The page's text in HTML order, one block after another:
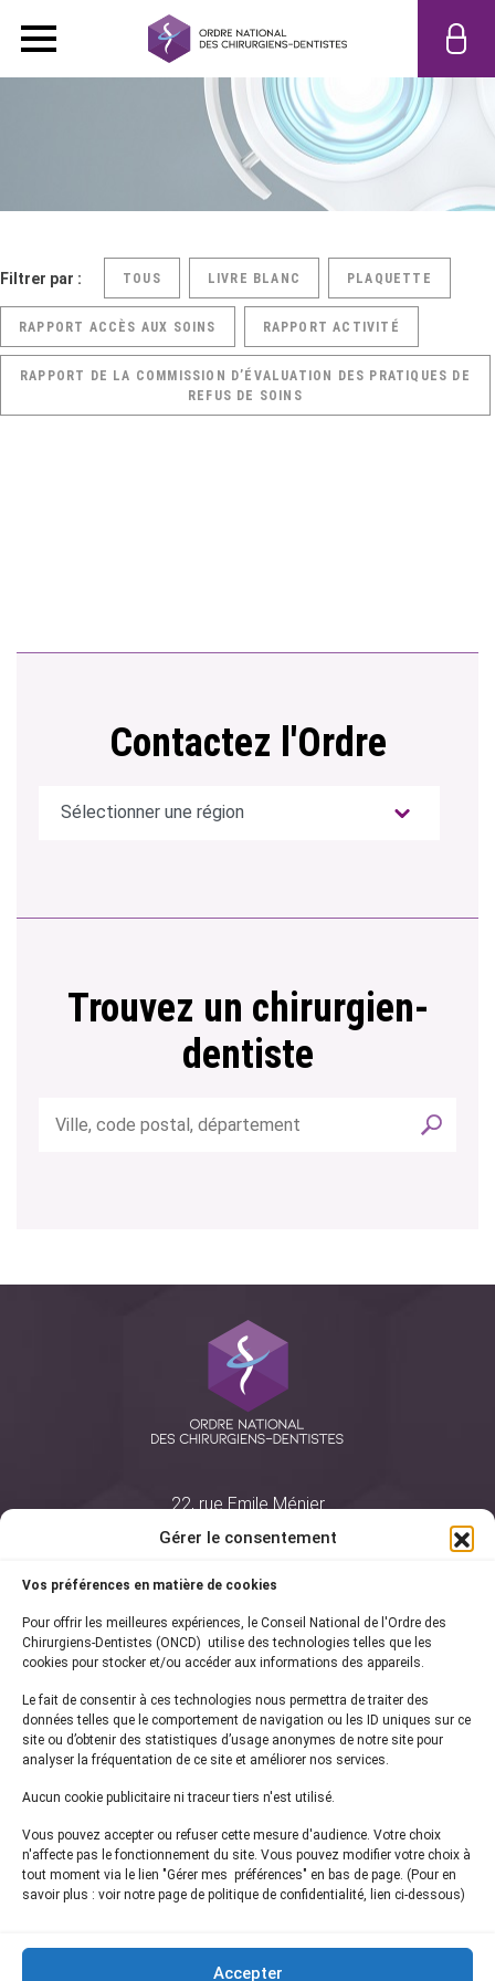
Gérer le consentement
Vos préférences en matière de cookies
Pour offrir les meilleures expériences, le Conseil National de l'Ordre des
Chirurgiens-Dentistes (ONCD) utilise des technologies telles que les
cookies pour stocker et/ou accéder aux informations des appareils.
Le fait de consentir à ces technologies nous permettra de traiter des
données telles que le comportement de navigation ou les ID uniques sur ce
site ou d’obtenir des statistiques d’usage anonymes de notre site pour
analyser la fréquentation de ce site et améliorer nos services.
Aucun cookie publicitaire ni traceur tiers n'est utilisé.
Vous pouvez accepter ou refuser cette mesure d'audience. Votre choix
n'affecte pas le fonctionnement du site. Vous pouvez modifier votre choix à
tout moment via le lien "Gérer mes préférences" en bas de page. (Pour en
savoir plus : voir notre page de politique de confidentialité, lien ci-dessous)
Accepter
Filtrer par : TOUS LIVRE BLANC PLAQUETTE
RAPPORT ACCÈS AUX SOINS RAPPORT ACTIVITÉ
RAPPORT DE LA COMMISSION D’ÉVALUATION DES PRATIQUES DE
REFUS DE SOINS
Contactez l'Ordre
Trouvez un chirurgien-
dentiste
22, rue Emile Ménier
75761 Paris Cedex 16
01 44 34 78 80
courrier@oncd.org
Actualités
Presse
Informations légales
Plan du site
Inscrivez-vous à notrenewsletter